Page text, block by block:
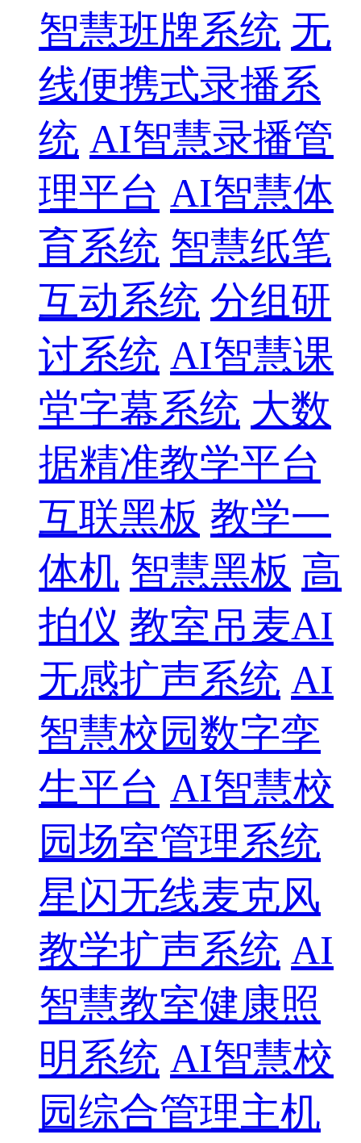
智慧班牌系统 无
线便携式录播系
统 AI智慧录播管
理平台 AI智慧体
育系统 智慧纸笔
互动系统 分组研
讨系统 AI智慧课
堂字幕系统 大数
据精准教学平台
互联黑板 教学一
体机 智慧黑板 高
拍仪 教室吊麦AI
无感扩声系统 AI
智慧校园数字孪
生平台 AI智慧校
园场室管理系统
星闪无线麦克风
教学扩声系统 AI
智慧教室健康照
明系统 AI智慧校
园综合管理主机